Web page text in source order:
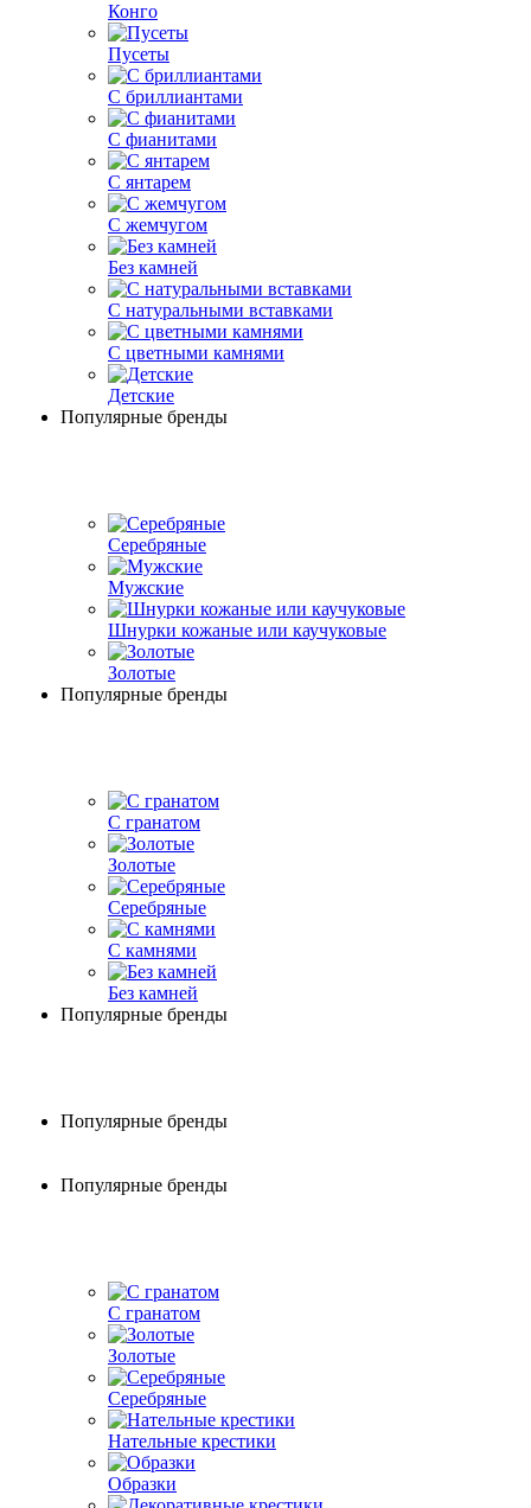
Конго
Пусеты
С бриллиантами
С фианитами
С янтарем
С жемчугом
Без камней
С натуральными вставками
С цветными камнями
Детские
Популярные бренды
Серебряные
Мужские
Шнурки кожаные или каучуковые
Золотые
Популярные бренды
С гранатом
Золотые
Серебряные
С камнями
Без камней
Популярные бренды
Популярные бренды
Популярные бренды
С гранатом
Золотые
Серебряные
Нательные крестики
Образки